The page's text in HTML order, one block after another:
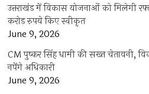
उत्तराखंड में विकास योजनाओं को मिलेगी
करोड़ रुपये किए स्वीकृत
June 9, 2026
CM पुष्कर सिंह धामी की सख्त चेतावनी,
नपेंगे अधिकारी
June 9, 2026